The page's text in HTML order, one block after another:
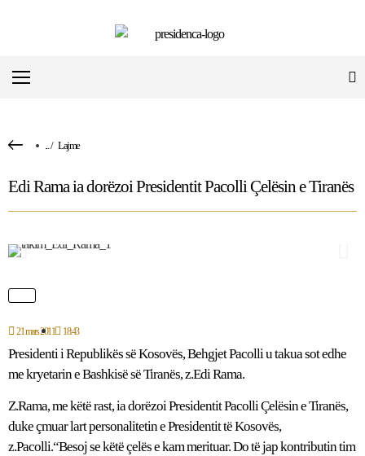
.../ Lajme
Edi Rama ia dorëzoi Presidentit Pacolli Çelësin e Tiranës
21 mars 2011 18:43
Presidenti i Republikës së Kosovës, Behgjet Pacolli u takua sot edhe
me kryetarin e Bashkisë së Tiranës, z.Edi Rama.
Z.Rama, me këtë rast, ia dorëzoi Presidentit Pacolli Çelësin e Tiranës,
duke çmuar lart personalitetin e Presidentit të Kosovës,
z.Pacolli.“Besoj se këtë çelës e kam merituar. Do të jap kontributin tim